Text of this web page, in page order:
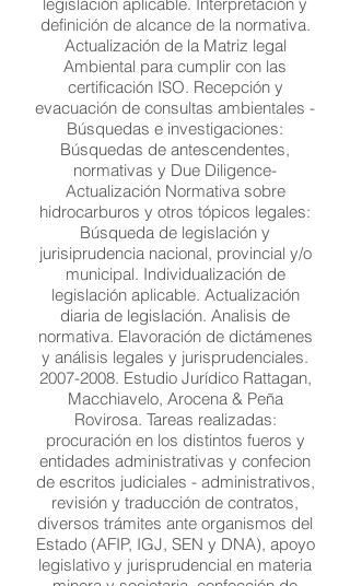
definición de alcance de la normativa.
Actualización de la Matriz legal
Ambiental para cumplir con las
certificación ISO. Recepción y
evacuación de consultas ambientales -
Búsquedas e investigaciones:
Búsquedas de antescendentes,
normativas y Due Diligence-
Actualización Normativa sobre
hidrocarburos y otros tópicos legales:
Búsqueda de legislación y
jurisiprudencia nacional, provincial y/o
municipal. Individualización de
legislación aplicable. Actualización
diaria de legislación. Analisis de
normativa. Elavoración de dictámenes
y análisis legales y jurisprudenciales.
2007-2008. Estudio Jurídico Rattagan,
Macchiavelo, Arocena & Peña
Rovirosa. Tareas realizadas:
procuración en los distintos fueros y
entidades administrativas y confecion
de escritos judiciales - administrativos,
revisión y traducción de contratos,
diversos trámites ante organismos del
Estado (AFIP, IGJ, SEN y DNA), apoyo
legislativo y jurisprudencial en materia